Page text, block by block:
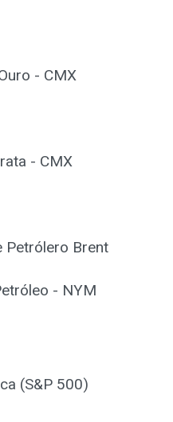
- CMX
- CMX
Petrólero Brent
- NYM
(S&P 500)